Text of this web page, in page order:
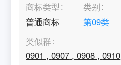
商标类型
普通商标
类别
第09类
类似群
0901 ,0907 ,0908 ,0910